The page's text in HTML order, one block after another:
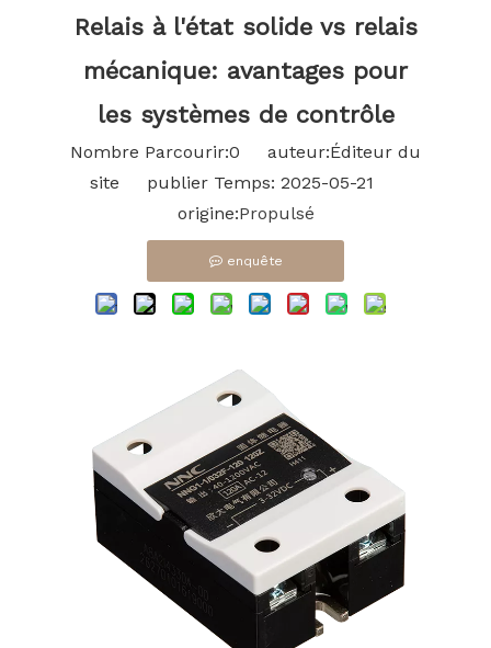
Relais à l'état solide vs relais
mécanique: avantages pour
les systèmes de contrôle
Nombre Parcourir:0 auteur:Éditeur du
site publier Temps: 2025-05-21
origine:Propulsé
enquête